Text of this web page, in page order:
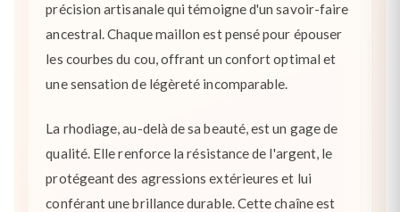
précision artisanale qui témoigne d'un savoir-faire
ancestral. Chaque maillon est pensé pour épouser
les courbes du cou, offrant un confort optimal et
une sensation de légèreté incomparable.
La rhodiage, au-delà de sa beauté, est un gage de
qualité. Elle renforce la résistance de l'argent, le
protégeant des agressions extérieures et lui
conférant une brillance durable. Cette chaîne est